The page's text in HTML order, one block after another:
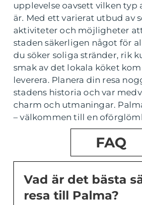
upplevelse oavsett vilken typ
är. Med ett varierat utbud av
aktiviteter och möjligheter
staden säkerligen något för
du söker soliga stränder, rik
smak av det lokala köket
leverera. Planera din resa
stadens historia och var
charm och utmaningar.
– välkommen till en
FAQ
Vad är det bästa
resa till Palma?